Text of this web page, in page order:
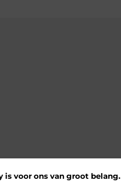
is voor ons van groot belang.